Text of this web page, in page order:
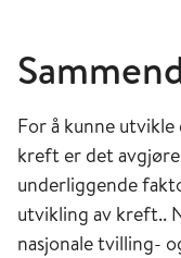
For å kunne
kreft er det
underliggende
utvikling av kreft..
nasjonale tvilling-